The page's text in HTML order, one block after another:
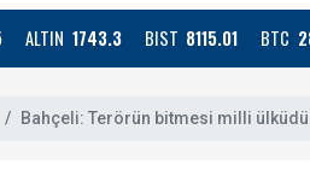
ALTIN 1743.3 BIST 8115.01 BTC
Bahçeli: Terörün bitmesi milli